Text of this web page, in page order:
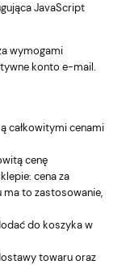
JavaScript
wymogami
konto e-mail.
całkowitymi cenami
cenę
cena za
to zastosowanie,
do koszyka w
towaru oraz